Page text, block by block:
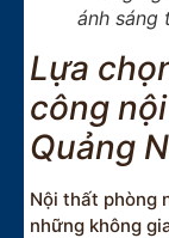
ánh sáng
Lựa
công
Quảng
Nội thất phòng
những không